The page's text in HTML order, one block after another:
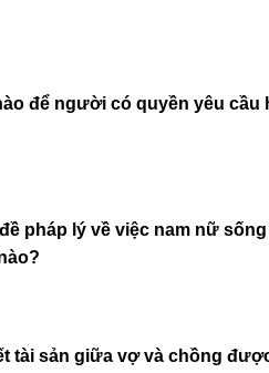
để người có quyền yêu cầu
pháp lý về việc nam nữ
tài sản giữa vợ và chồng